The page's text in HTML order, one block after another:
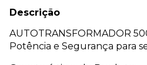
Descrição
AUTOTRANSFORMADOR
Potência e Segurança para